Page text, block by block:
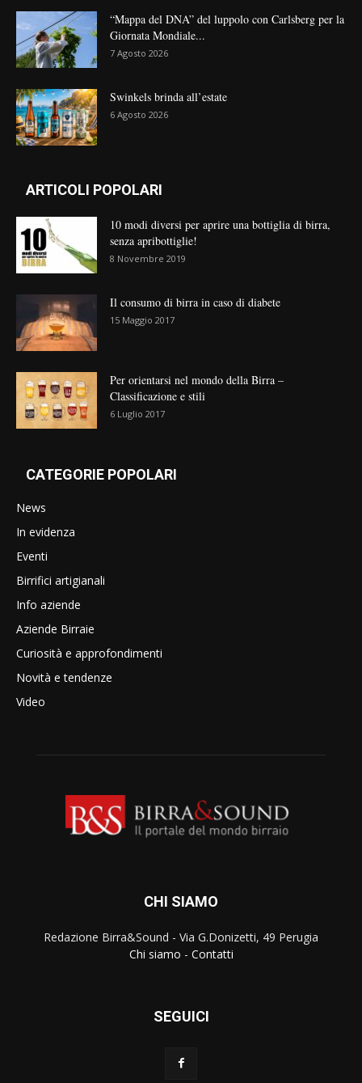
“Mappa del DNA” del luppolo con Carlsberg per la
Giornata Mondiale...
7 Agosto 2026
Swinkels brinda all’estate
6 Agosto 2026
ARTICOLI POPOLARI
10 modi diversi per aprire una bottiglia di birra,
senza apribottiglie!
8 Novembre 2019
Il consumo di birra in caso di diabete
15 Maggio 2017
Per orientarsi nel mondo della Birra –
Classificazione e stili
6 Luglio 2017
CATEGORIE POPOLARI
News
In evidenza
Eventi
Birrifici artigianali
Info aziende
Aziende Birraie
Curiosità e approfondimenti
Novità e tendenze
Video
CHI SIAMO
Redazione Birra&Sound - Via G.Donizetti, 49 Perugia
Chi siamo - Contatti
SEGUICI